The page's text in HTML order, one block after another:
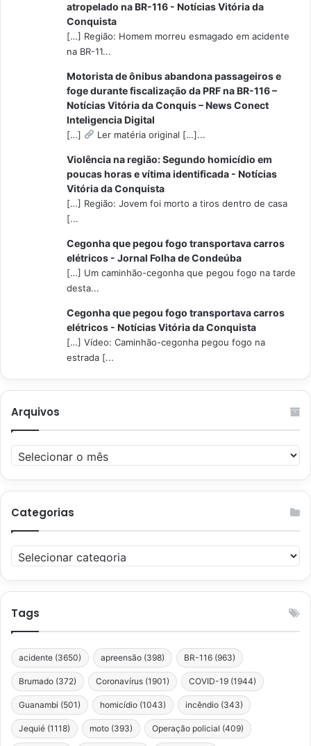
atropelado na BR-116 - Notícias Vitória da
Conquista
[…] Região: Homem morreu esmagado em acidente
na BR-11...
Motorista de ônibus abandona passageiros e
foge durante fiscalização da PRF na BR-116 –
Notícias Vitória da Conquis – News Conect
Inteligencia Digital
[…] Ler matéria original […]...
Violência na região: Segundo homicídio em
poucas horas e vítima identificada - Notícias
Vitória da Conquista
[…] Região: Jovem foi morto a tiros dentro de casa
[...
Cegonha que pegou fogo transportava carros
elétricos - Jornal Folha de Condeúba
[…] Um caminhão-cegonha que pegou fogo na tarde
desta...
Cegonha que pegou fogo transportava carros
elétricos - Notícias Vitória da Conquista
[…] Vídeo: Caminhão-cegonha pegou fogo na
estrada [...
Arquivos
Arquivos
Categorias
Categorias
Tags
acidente (3650) apreensão (398) BR-116 (963)
Brumado (372) Coronavírus (1901) COVID-19 (1944)
Guanambi (501) homicídio (1043) incêndio (343)
Jequié (1118) moto (393) Operação policial (409)